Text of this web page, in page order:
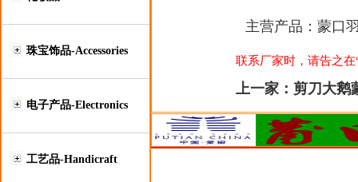
珠宝饰品-Accessories
电子产品-Electronics
工艺品-Handicraft
主营产品： 蒙口
联系厂家时，请告之
上一家： 剪刀大鹅